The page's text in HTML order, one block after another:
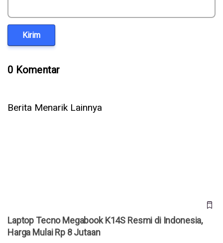
Kirim
0 Komentar
Berita Menarik Lainnya
Laptop Tecno Megabook K14S Resmi di Indonesia,
Harga Mulai Rp 8 Jutaan